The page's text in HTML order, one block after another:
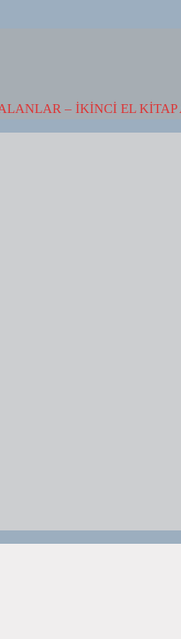
– İKINCI EL